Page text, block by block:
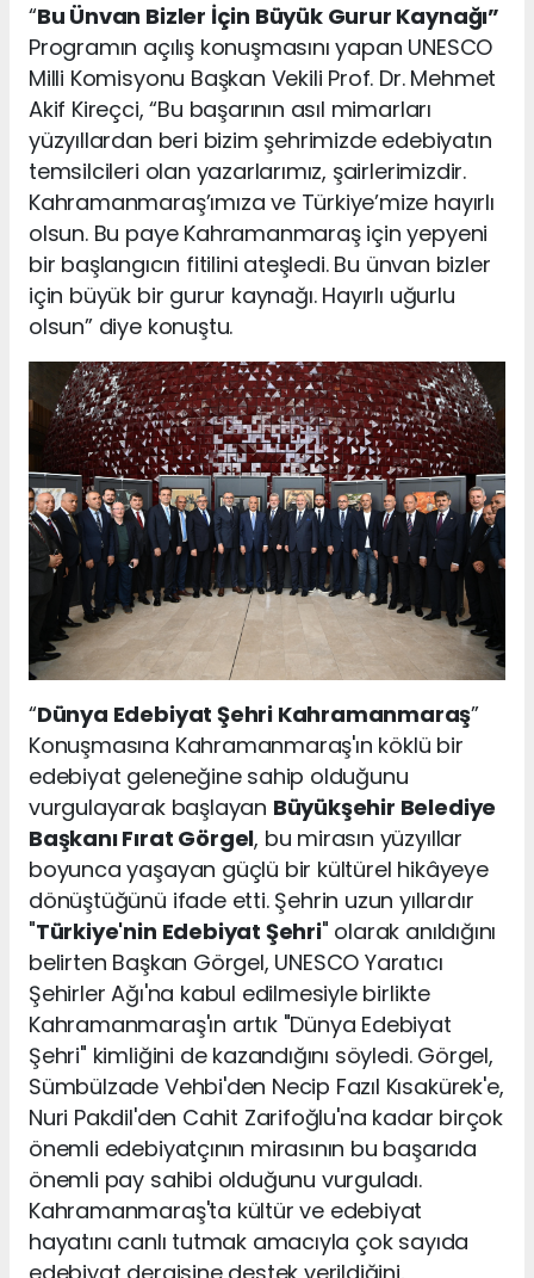
“Bu Ünvan Bizler İçin Büyük Gurur Kaynağı”
Programın açılış konuşmasını yapan UNESCO
Milli Komisyonu Başkan Vekili Prof. Dr. Mehmet
Akif Kireçci, “Bu başarının asıl mimarları
yüzyıllardan beri bizim şehrimizde edebiyatın
temsilcileri olan yazarlarımız, şairlerimizdir.
Kahramanmaraş’ımıza ve Türkiye’mize hayırlı
olsun. Bu paye Kahramanmaraş için yepyeni
bir başlangıcın fitilini ateşledi. Bu ünvan bizler
için büyük bir gurur kaynağı. Hayırlı uğurlu
olsun” diye konuştu.
“Dünya Edebiyat Şehri Kahramanmaraş”
Konuşmasına Kahramanmaraş'ın köklü bir
edebiyat geleneğine sahip olduğunu
vurgulayarak başlayan Büyükşehir Belediye
Başkanı Fırat Görgel, bu mirasın yüzyıllar
boyunca yaşayan güçlü bir kültürel hikâyeye
dönüştüğünü ifade etti. Şehrin uzun yıllardır
"Türkiye'nin Edebiyat Şehri" olarak anıldığını
belirten Başkan Görgel, UNESCO Yaratıcı
Şehirler Ağı'na kabul edilmesiyle birlikte
Kahramanmaraş'ın artık "Dünya Edebiyat
Şehri" kimliğini de kazandığını söyledi. Görgel,
Sümbülzade Vehbi'den Necip Fazıl Kısakürek'e,
Nuri Pakdil'den Cahit Zarifoğlu'na kadar birçok
önemli edebiyatçının mirasının bu başarıda
önemli pay sahibi olduğunu vurguladı.
Kahramanmaraş'ta kültür ve edebiyat
hayatını canlı tutmak amacıyla çok sayıda